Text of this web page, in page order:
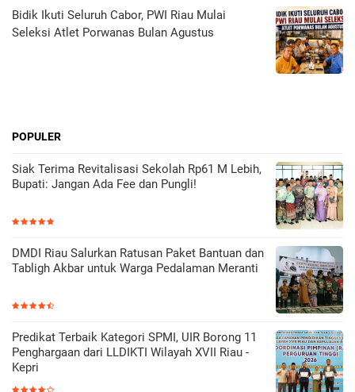
Bidik Ikuti Seluruh Cabor, PWI Riau Mulai
Seleksi Atlet Porwanas Bulan Agustus
POPULER
Siak Terima Revitalisasi Sekolah Rp61 M Lebih,
Bupati: Jangan Ada Fee dan Pungli!
DMDI Riau Salurkan Ratusan Paket Bantuan dan
Tabligh Akbar untuk Warga Pedalaman Meranti
Predikat Terbaik Kategori SPMI, UIR Borong 11
Penghargaan dari LLDIKTI Wilayah XVII Riau -
Kepri